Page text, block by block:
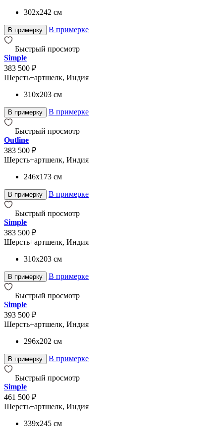
302x242 см
В примерку В примерке
Быстрый просмотр
Simple
383 500 ₽
Шерсть+артшелк, Индия
310x203 см
В примерку В примерке
Быстрый просмотр
Outline
383 500 ₽
Шерсть+артшелк, Индия
246x173 см
В примерку В примерке
Быстрый просмотр
Simple
383 500 ₽
Шерсть+артшелк, Индия
310x203 см
В примерку В примерке
Быстрый просмотр
Simple
393 500 ₽
Шерсть+артшелк, Индия
296x202 см
В примерку В примерке
Быстрый просмотр
Simple
461 500 ₽
Шерсть+артшелк, Индия
339x245 см